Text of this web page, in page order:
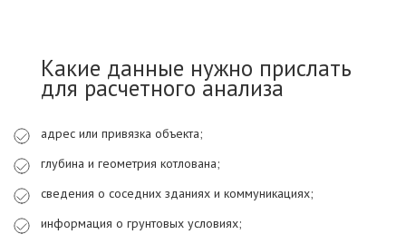
Какие данные нужно прислать
для расчетного анализа
адрес или привязка объекта;
глубина и геометрия котлована;
сведения о соседних зданиях и коммуникациях;
информация о грунтовых условиях;